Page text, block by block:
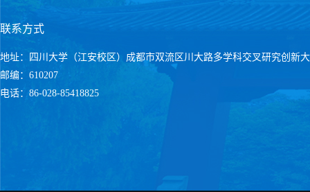
联系方式
地址：四川大学（江安校区）成都市双流区川大路多学科交叉研究创新
邮编：610207
电话：86-028-85418825